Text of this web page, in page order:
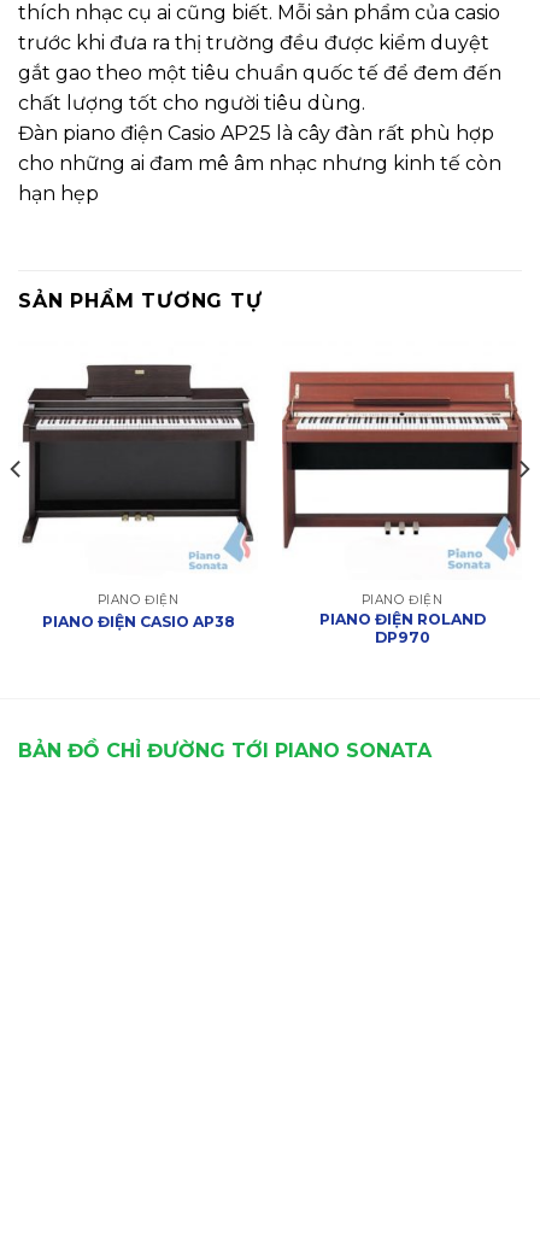
thích nhạc cụ ai cũng biết. Mỗi sản phẩm của casio
trước khi đưa ra thị trường đều được kiểm duyệt
gắt gao theo một tiêu chuẩn quốc tế để đem đến
chất lượng tốt cho người tiêu dùng.
Đàn piano điện Casio AP25 là cây đàn rất phù hợp
cho những ai đam mê âm nhạc nhưng kinh tế còn
hạn hẹp
SẢN PHẨM TƯƠNG TỰ
PIANO ĐIỆN
PIANO ĐIỆN CASIO AP38
PIANO ĐIỆN
PIANO ĐIỆN ROLAND
DP970
BẢN ĐỒ CHỈ ĐƯỜNG TỚI PIANO SONATA